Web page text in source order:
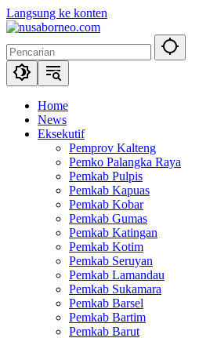
Langsung ke konten
Home
News
Eksekutif
Pemprov Kalteng
Pemko Palangka Raya
Pemkab Pulpis
Pemkab Kapuas
Pemkab Kobar
Pemkab Gumas
Pemkab Katingan
Pemkab Kotim
Pemkab Seruyan
Pemkab Lamandau
Pemkab Sukamara
Pemkab Barsel
Pemkab Bartim
Pemkab Barut